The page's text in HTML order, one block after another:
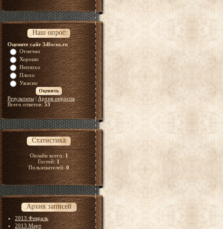
Наш опрос
Оцените сайт 3dfocus.ru
Отлично
Хорошо
Неплохо
Плохо
Ужасно
Результаты| Архив опросов
Всего ответов:53
Статистика
Онлайн всего:1
Гостей:1
Пользователей:0
Архив записей
2013 Февраль
2013 Март